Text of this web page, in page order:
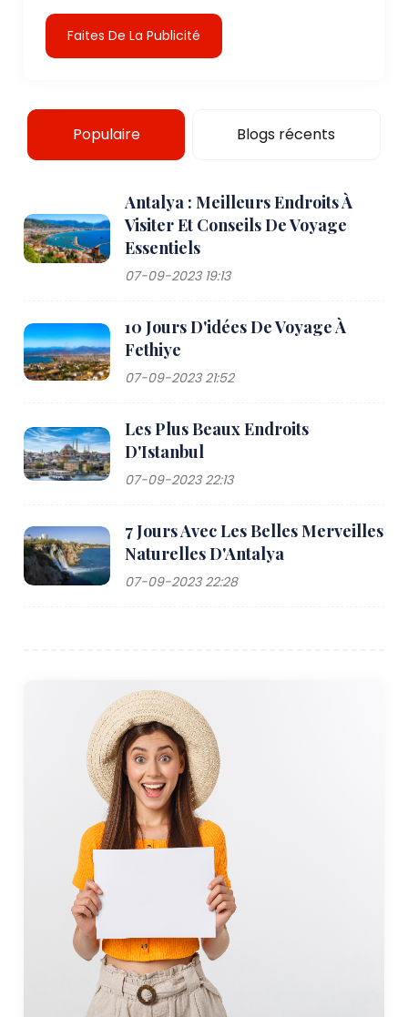
Faites De La Publicité
Populaire Blogs récents
Antalya : Meilleurs Endroits À
Visiter Et Conseils De Voyage
Essentiels
07-09-2023 19:13
10 Jours D'idées De Voyage À
Fethiye
07-09-2023 21:52
Les Plus Beaux Endroits
D'Istanbul
07-09-2023 22:13
7 Jours Avec Les Belles Merveilles
Naturelles D'Antalya
07-09-2023 22:28